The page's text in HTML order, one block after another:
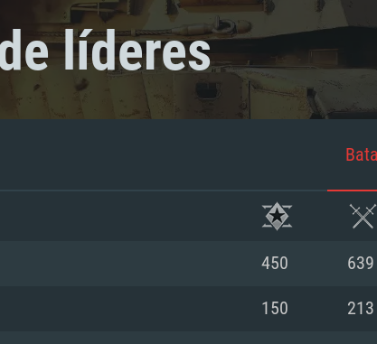
líderes
450 639
150 213